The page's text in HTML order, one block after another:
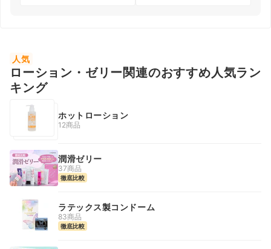
人気
ローション・ゼリー関連のおすすめ人気ラン
キング
ホットローション
12商品
潤滑ゼリー
37商品
徹底比較
ラテックス製コンドーム
83商品
徹底比較